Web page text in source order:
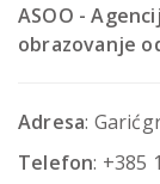
ASOO -
obrazovanje
Adresa:
Telefon: +385